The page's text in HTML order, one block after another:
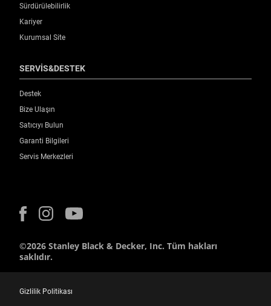
Sürdürülebilirlik
Kariyer
Kurumsal Site
SERVİS&DESTEK
Destek
Bize Ulaşın
Satıcıyı Bulun
Garanti Bilgileri
Servis Merkezleri
©2026 Stanley Black & Decker, Inc. Tüm hakları
saklıdır.
Gizlilik Politikası